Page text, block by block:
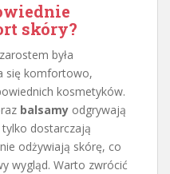
skóry?
była
się komfortowo,
kosmetyków.
balsamy odgrywają
dostarczają
odżywiają skórę, co
wygląd. Warto zwrócić